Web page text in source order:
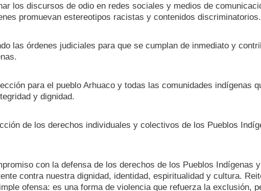
los discursos de odio en redes sociales y medios de
promuevan estereotipos racistas y contenidos discriminatorios.
las órdenes judiciales para que se cumplan de inmediato y
para el pueblo Arhuaco y todas las comunidades indígenas
y dignidad.
de los derechos individuales y colectivos de los Pueblos
con la defensa de los derechos de los Pueblos Indígenas
contra nuestra dignidad, identidad, espiritualidad y cultura.
ofensa: es una forma de violencia que refuerza la exclusión,